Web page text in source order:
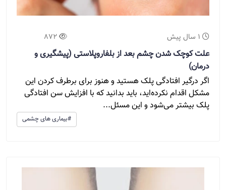
1 سال پیش 872
علت کوچک شدن چشم بعد از بلفاروپلاستی (پیشگیری و
درمان)
اگر درگیر افتادگی پلک هستید و هنوز برای برطرف کردن این
مشکل اقدام نکرده‌اید، باید بدانید که با افزایش سن افتادگی
پلک بیشتر می‌شود و این مسئل...
#بیماری های چشمی